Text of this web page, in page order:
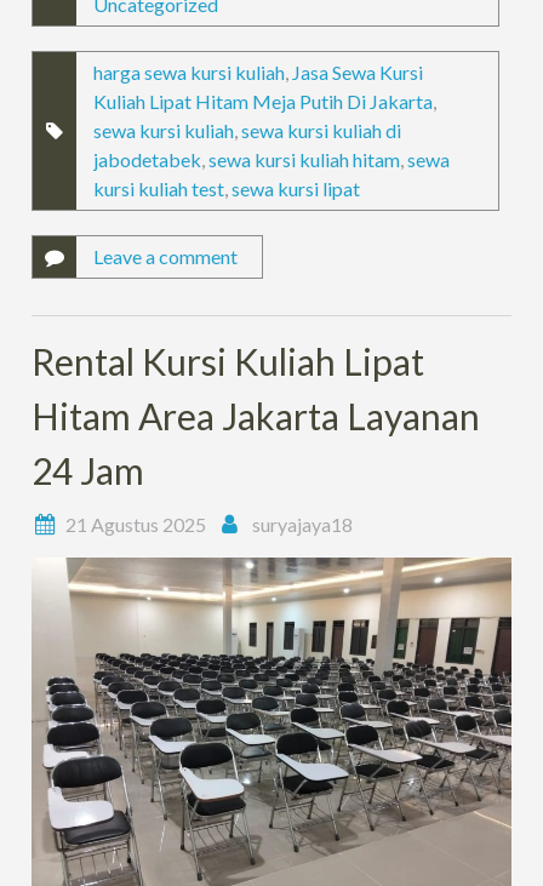
harga sewa kursi kuliah, Jasa Sewa Kursi
Kuliah Lipat Hitam Meja Putih Di Jakarta,
sewa kursi kuliah,sewa kursi kuliah di
jabodetabek,sewa kursi kuliah hitam,sewa
kursi kuliah test,sewa kursi lipat
Leave a comment
Rental Kursi Kuliah Lipat
Hitam Area Jakarta Layanan
24 Jam
21 Agustus 2025 suryajaya18